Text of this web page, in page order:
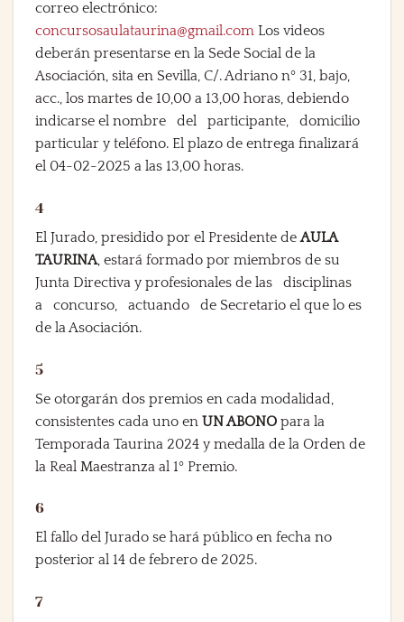
correo electrónico:
concursosaulataurina@gmail.com Los videos
deberán presentarse en la Sede Social de la
Asociación, sita en Sevilla, C/. Adriano nº 31, bajo,
acc., los martes de 10,00 a 13,00 horas, debiendo
indicarse el nombre del participante, domicilio
particular y teléfono. El plazo de entrega finalizará
el 04-02-2025 a las 13,00 horas.
4
El Jurado, presidido por el Presidente deAULA
TAURINA, estará formado por miembros de su
Junta Directiva y profesionales de las disciplinas
a concurso, actuando de Secretario el que lo es
de la Asociación.
5
Se otorgarán dos premios en cada modalidad,
consistentes cada uno en UN ABONO para la
Temporada Taurina 2024 y medalla de la Orden de
la Real Maestranza al 1º Premio.
6
El fallo del Jurado se hará público en fecha no
posterior al 14 de febrero de 2025.
7